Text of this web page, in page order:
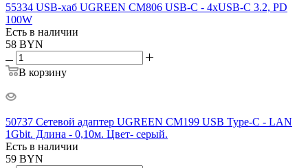
55334 USB-хаб UGREEN CM806 USB-C - 4xUSB-C 3.2, PD
100W
Есть в наличии
58 BYN
В корзину
50737 Сетевой адаптер UGREEN CM199 USB Type-C - LAN
1Gbit. Длина - 0,10м. Цвет- серый.
Есть в наличии
59 BYN